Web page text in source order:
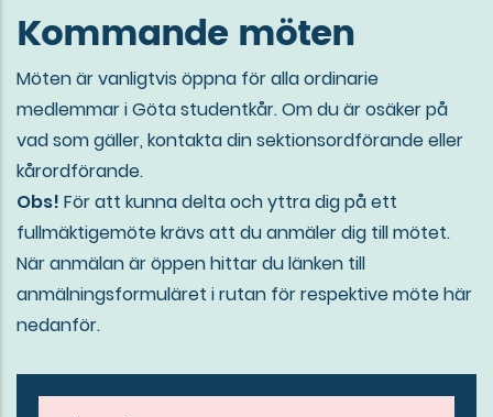
Kommande möten
Möten är vanligtvis öppna för alla ordinarie
medlemmar i Göta studentkår. Om du är osäker på
vad som gäller, kontakta din sektionsordförande eller
kårordförande.
Obs! För att kunna delta och yttra dig på ett
fullmäktigemöte krävs att du anmäler dig till mötet.
När anmälan är öppen hittar du länken till
anmälningsformuläret i rutan för respektive möte här
nedanför.